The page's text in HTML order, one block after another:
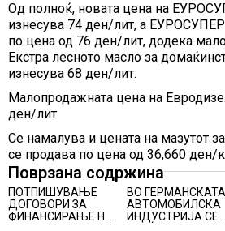
Од полноќ, новата цена на
изнесува 74 ден/лит, а
по цена од 76 ден/лит, додека
Екстра лесното масло за
изнесува 68 ден/лит.
Малопродажната цена на
ден/лит.
Се намалува и цената на мазутот
се продава по цена од 36,660 ден/
Поврзана содржина
ПОТПИШУВАЊЕ
ДОГОВОРИ ЗА
ФИНАНСИРАЊЕ НА
ВО ГЕРМАНСКАТА
АВТОМОБИЛСКА
ИНДУСТРИЈА СЕ